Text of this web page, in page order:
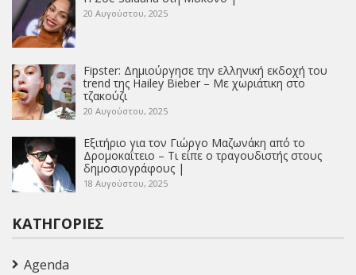
20 Αυγούστου, 2025
Fipster: Δημιούργησε την ελληνική εκδοχή του
trend της Hailey Bieber – Με χωριάτικη στο
τζακούζι
20 Αυγούστου, 2025
Εξιτήριο για τον Γιώργο Μαζωνάκη από το
Δρομοκαΐτειο – Τι είπε ο τραγουδιστής στους
δημοσιογράφους |
18 Αυγούστου, 2025
ΚΑΤΗΓΟΡΊΕΣ
Agenda